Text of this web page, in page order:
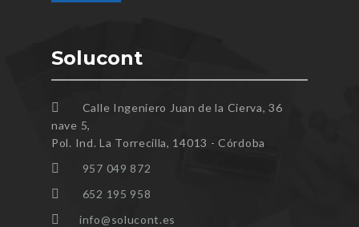
Solucont
Calle Ingeniero Juan de la Cierva, 36
nave 5,
Pol. Ind. La Torrecilla, 14013 - Córdoba
957 049 872
652 195 958
info@solucont.es